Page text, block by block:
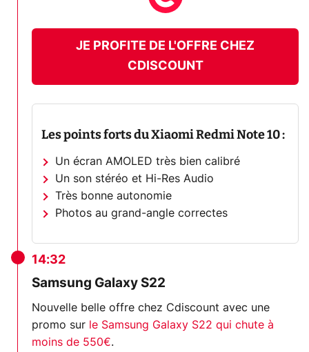
JE PROFITE DE L'OFFRE CHEZ
CDISCOUNT
Les points forts du Xiaomi Redmi Note 10 :
Un écran AMOLED très bien calibré
Un son stéréo et Hi-Res Audio
Très bonne autonomie
Photos au grand-angle correctes
14:32
Samsung Galaxy S22
Nouvelle belle offre chez Cdiscount avec une
promo sur le Samsung Galaxy S22 qui chute à
moins de 550€.